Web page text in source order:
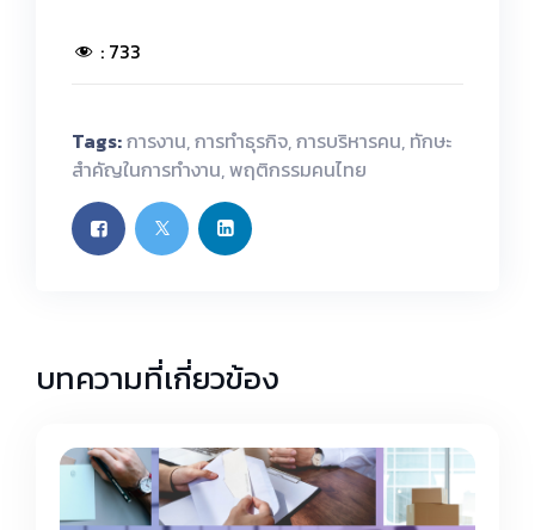
: 733
Tags:การงาน,การทำธุรกิจ,การบริหารคน, ทักษะ
สำคัญในการทำงาน,พฤติกรรมคนไทย
บทความที่เกี่ยวข้อง